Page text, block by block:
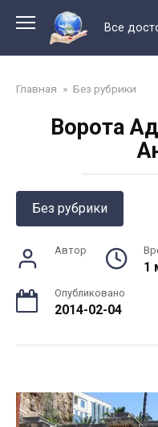
контенту
Все
Главная » Без рубрики
Ворота
Без рубрики
Автор
1
Опубликовано
2014-02-04